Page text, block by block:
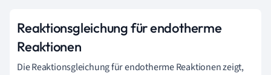
Reaktionsgleichung für endotherme
Reaktionen
Die Reaktionsgleichung für endotherme Reaktionen zeigt,